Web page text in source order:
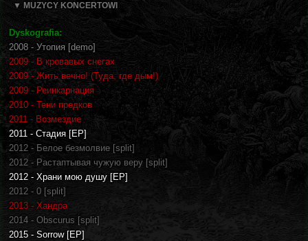
▼ MUZYCY KONCERTOWI
Dyskografia:
2008 - Утопия [demo]
2009 - В кровавых снегах
2009 - Жить вечно! (Туда, где дым!)
2009 - Реинкарнация
2010 - Тени предков
2011 - Возмездие
2011 - Стадия [EP]
2012 - Белое безмолвие [split]
2012 - Растаптывая чужую веру [split]
2012 - Храни мою душу [EP]
2012 - 0 [split]
2013 - Хандра
2014 - Obscurus [split]
2015 - Sorrow [EP]